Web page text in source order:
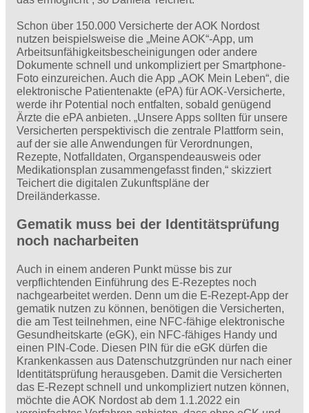
Schon über 150.000 Versicherte der AOK Nordost
nutzen beispielsweise die „Meine AOK“-App, um
Arbeitsunfähigkeitsbescheinigungen oder andere
Dokumente schnell und unkompliziert per Smartphone-
Foto einzureichen. Auch die App „AOK Mein Leben“, die
elektronische Patientenakte (ePA) für AOK-Versicherte,
werde ihr Potential noch entfalten, sobald genügend
Ärzte die ePA anbieten. „Unsere Apps sollten für unsere
Versicherten perspektivisch die zentrale Plattform sein,
auf der sie alle Anwendungen für Verordnungen,
Rezepte, Notfalldaten, Organspendeausweis oder
Medikationsplan zusammengefasst finden,“ skizziert
Teichert die digitalen Zukunftspläne der
Dreiländerkasse.
Gematik muss bei der Identitätsprüfung
noch nacharbeiten
Auch in einem anderen Punkt müsse bis zur
verpflichtenden Einführung des E-Rezeptes noch
nachgearbeitet werden. Denn um die E-Rezept-App der
gematik nutzen zu können, benötigen die Versicherten,
die am Test teilnehmen, eine NFC-fähige elektronische
Gesundheitskarte (eGK), ein NFC-fähiges Handy und
einen PIN-Code. Diesen PIN für die eGK dürfen die
Krankenkassen aus Datenschutzgründen nur nach einer
Identitätsprüfung herausgeben. Damit die Versicherten
das E-Rezept schnell und unkompliziert nutzen können,
möchte die AOK Nordost ab dem 1.1.2022 ein